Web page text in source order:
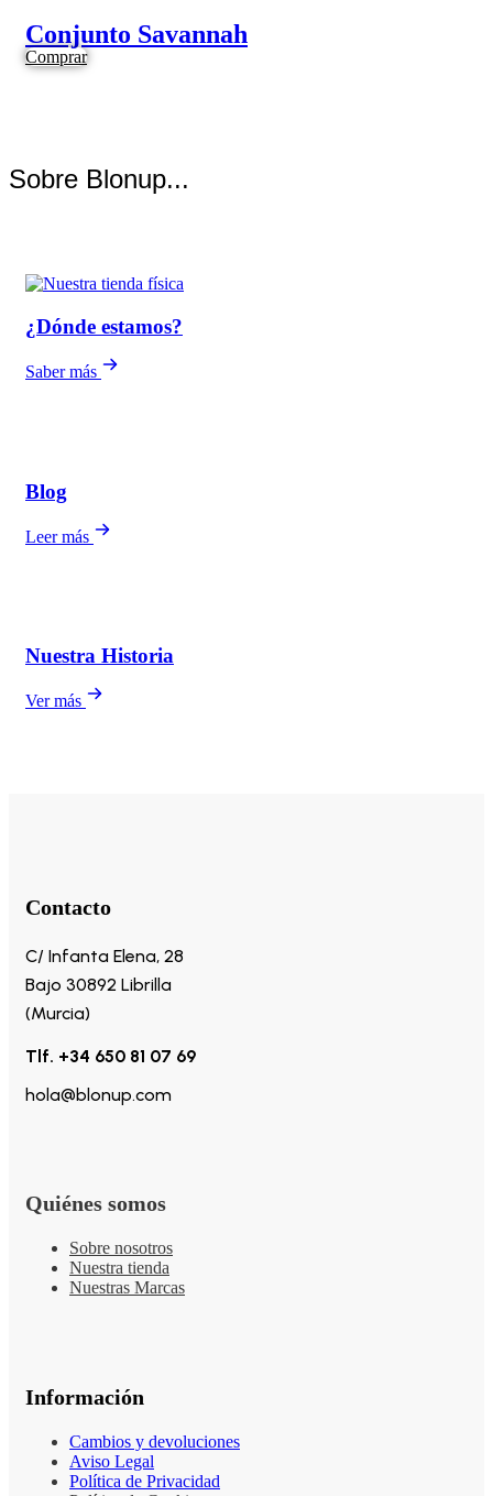
Conjunto Savannah
Comprar
Sobre Blonup...
¿Dónde estamos?
Saber más
Blog
Leer más
Nuestra Historia
Ver más
Contacto
C/ Infanta Elena, 28
Bajo 30892 Librilla
(Murcia)
Tlf. +34 650 81 07 69
hola@blonup.com
Quiénes somos
Sobre nosotros
Nuestra tienda
Nuestras Marcas
Información
Cambios y devoluciones
Aviso Legal
Política de Privacidad